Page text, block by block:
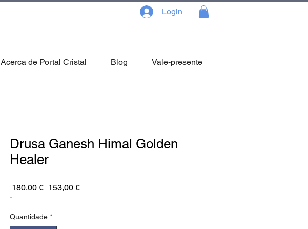
Login
Acerca de Portal Cristal Blog Vale-presente
Drusa Ganesh Himal Golden
Healer
180,00 € Preço
153,00 €Preço
-
Quantidade *